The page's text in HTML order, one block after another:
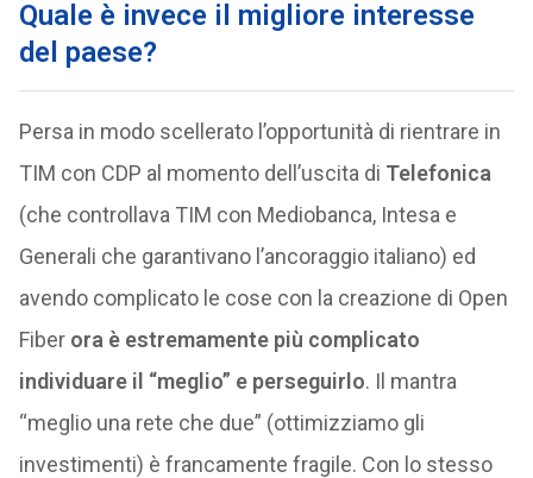
Quale è invece il migliore interesse
del paese?
Persa in modo scellerato l’opportunità di rientrare in
TIM con CDP al momento dell’uscita di Telefonica
(che controllava TIM con Mediobanca, Intesa e
Generali che garantivano l’ancoraggio italiano) ed
avendo complicato le cose con la creazione di Open
Fiber ora è estremamente più complicato
individuare il “meglio” e perseguirlo. Il mantra
“meglio una rete che due” (ottimizziamo gli
investimenti) è francamente fragile. Con lo stesso